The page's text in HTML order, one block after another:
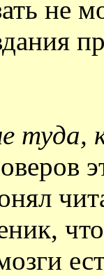
не
туда,